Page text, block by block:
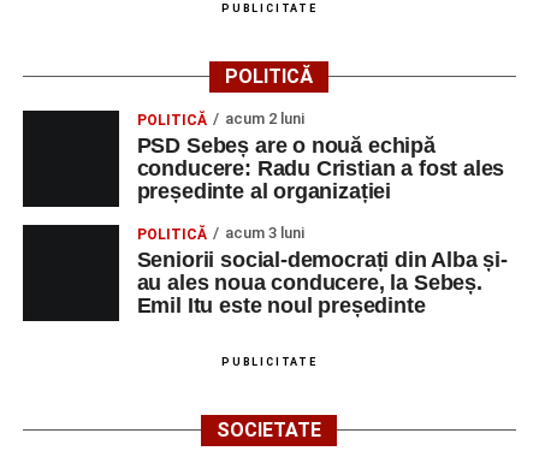
Adrian Lup – violoncel
Vlad Dordea.
Piața Primăriei
Orele 17.00–20.00– Punct oficial de înscrieri și informații
SÂMBĂTĂ, 22 AUGUST 2026
Platoul Centrului Cultural „Lucian
Blaga” Sebeș
PUBLICITATE
POLITICĂ
POLITICĂ acum 2 luni
PSD Sebeș are o nouă echipă
conducere: Radu Cristian a fost ales
președinte al organizației
POLITICĂ acum 3 luni
Seniorii social-democrați din Alba și-
au ales noua conducere, la Sebeș.
Emil Itu este noul președinte
PUBLICITATE
SOCIETATE